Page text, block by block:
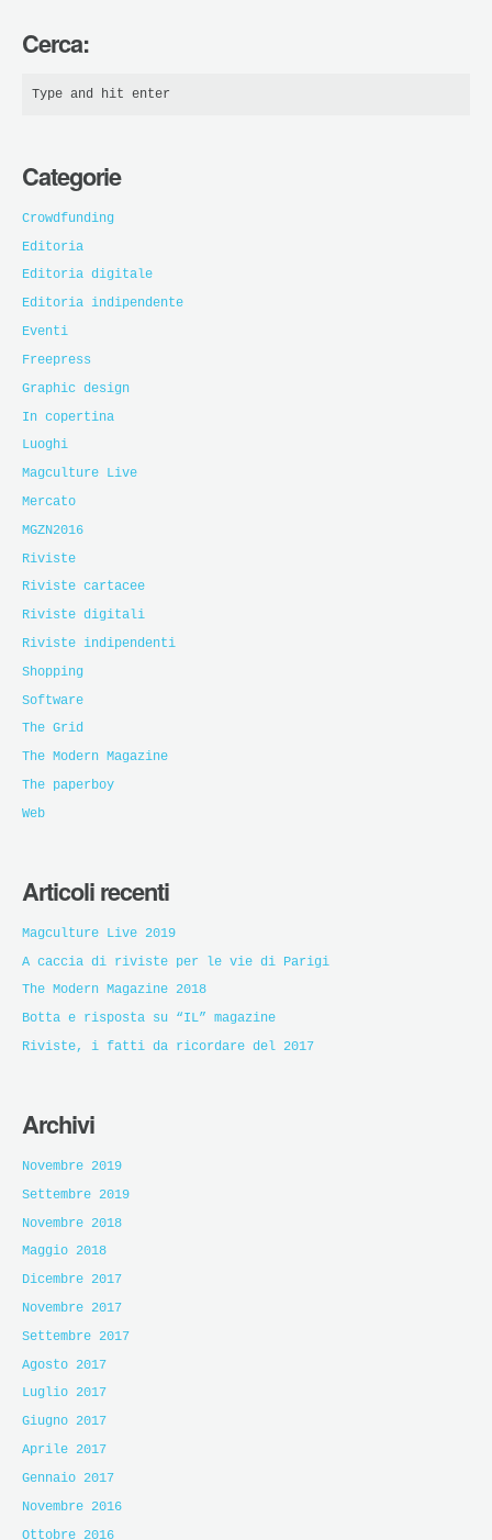
Cerca:
Categorie
Crowdfunding
Editoria
Editoria digitale
Editoria indipendente
Eventi
Freepress
Graphic design
In copertina
Luoghi
Magculture Live
Mercato
MGZN2016
Riviste
Riviste cartacee
Riviste digitali
Riviste indipendenti
Shopping
Software
The Grid
The Modern Magazine
The paperboy
Web
Articoli recenti
Magculture Live 2019
A caccia di riviste per le vie di Parigi
The Modern Magazine 2018
Botta e risposta su “IL” magazine
Riviste, i fatti da ricordare del 2017
Archivi
Novembre 2019
Settembre 2019
Novembre 2018
Maggio 2018
Dicembre 2017
Novembre 2017
Settembre 2017
Agosto 2017
Luglio 2017
Giugno 2017
Aprile 2017
Gennaio 2017
Novembre 2016
Ottobre 2016